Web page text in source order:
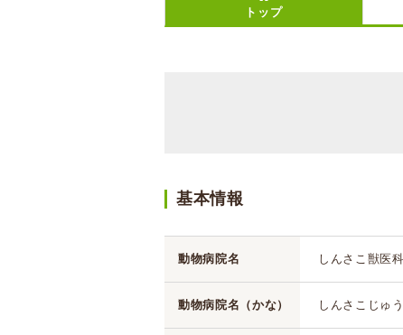
トップ
基本情報
動物病院名 しんさこ獣医科
動物病院名（かな） しんさこじゅ